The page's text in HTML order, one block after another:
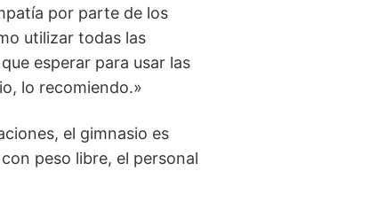
por parte de los
utilizar todas las
esperar para usar las
lo recomiendo.»
el gimnasio es
peso libre, el personal